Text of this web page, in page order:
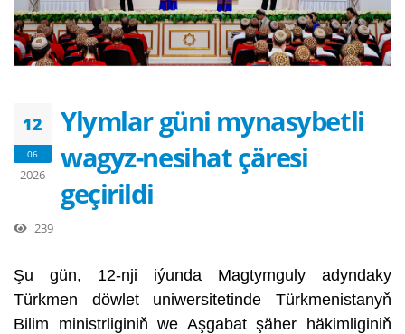
12
06
2026
Ylymlar güni mynasybetli
wagyz-nesihat çäresi
geçirildi
239
Şu gün, 12-nji iýunda Magtymguly adyndaky
Türkmen döwlet uniwersitetinde Türkmenistanyň
Bilim ministrliginiň we Aşgabat şäher häkimliginiň